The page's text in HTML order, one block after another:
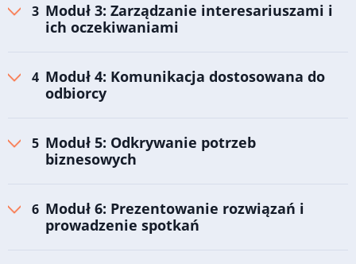
Moduł 3: Zarządzanie interesariuszami i
ich oczekiwaniami
Moduł 4: Komunikacja dostosowana do
odbiorcy
Moduł 5: Odkrywanie potrzeb
biznesowych
Moduł 6: Prezentowanie rozwiązań i
prowadzenie spotkań